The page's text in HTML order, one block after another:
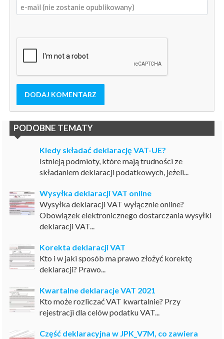
DODAJ KOMENTARZ
PODOBNE TEMATY
Kiedy składać deklarację VAT-UE?
Istnieją podmioty, które mają trudności ze
składaniem deklaracji podatkowych, jeżeli...
Wysyłka deklaracji VAT online
Wysyłka deklaracji VAT wyłącznie online?
Obowiązek elektronicznego dostarczania wysyłki
deklaracji VAT...
Korekta deklaracji VAT
Kto i w jaki sposób ma prawo złożyć korektę
deklaracji? Prawo...
Kwartalne deklaracje VAT 2021
Kto może rozliczać VAT kwartalnie? Przy
rejestracji dla celów podatku VAT...
Część deklaracyjna w JPK_V7M, co zawiera